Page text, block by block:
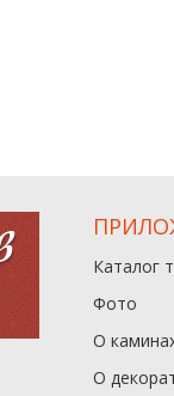
Каталог
Фото
О
О